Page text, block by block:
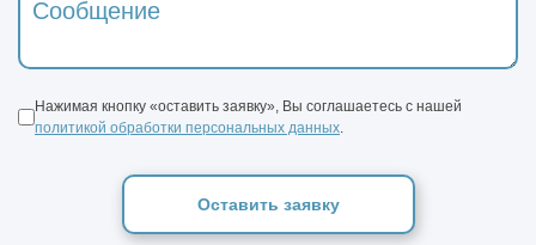
Нажимая кнопку «оставить заявку», Вы соглашаетесь с нашей
политикой обработки персональных данных
Оставить заявку